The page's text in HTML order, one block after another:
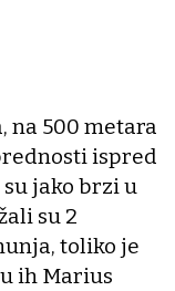
na 500 metara
ispred
jako brzi u
su 2
toliko je
ih Marius